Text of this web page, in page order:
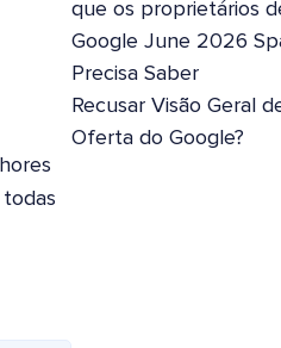
que os proprietários
Google June 2026
Precisa Saber
Recusar Visão Geral
Oferta do Google?